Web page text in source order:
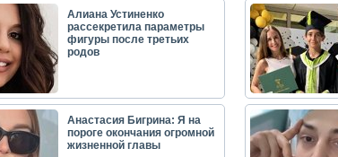
Алиана Устиненко
рассекретила параметры
фигуры после третьих
родов
Анастасия Бигрина: Я на
пороге окончания огромной
жизненной главы